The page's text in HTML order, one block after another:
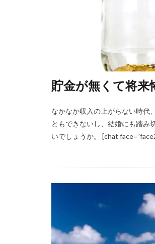
貯金が無くて将
なかなか収入の上がらない時代
ともできないし、結婚にも踏み
いでしょうか。 [chat